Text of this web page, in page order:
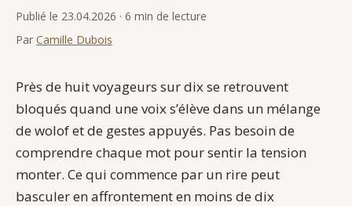
Publié le 23.04.2026 · 6 min de lecture
Par Camille Dubois
Près de huit voyageurs sur dix se retrouvent
bloqués quand une voix s’élève dans un mélange
de wolof et de gestes appuyés. Pas besoin de
comprendre chaque mot pour sentir la tension
monter. Ce qui commence par un rire peut
basculer en affrontement en moins de dix